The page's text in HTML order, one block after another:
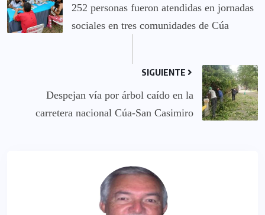
252 personas fueron atendidas en jornadas
sociales en tres comunidades de Cúa
SIGUIENTE
Despejan vía por árbol caído en la
carretera nacional Cúa-San Casimiro